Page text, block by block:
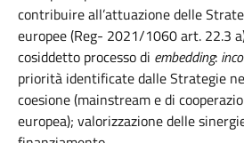
contribuire all’attuazione delle
europee (Reg- 2021/1060 art. 22.3
cosiddetto processo di embedding:
priorità identificate dalle Strategie
coesione (mainstream e di
europea); valorizzazione delle